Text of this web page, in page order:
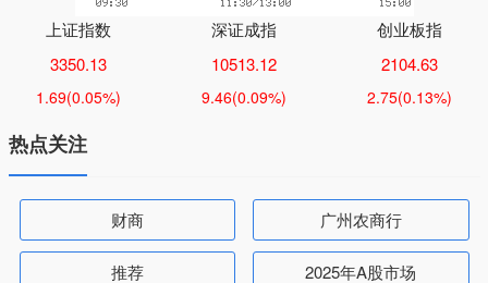
上证指数
3350.13
1.69(0.05%)
深证成指
10513.12
9.46(0.09%)
创业板指
2104.63
2.75(0.13%)
热点关注
财商 广州农商行
推荐 2025年A股市场